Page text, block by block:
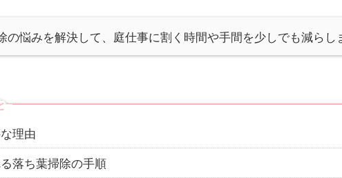
の悩みを解決して、庭仕事に割く時間や手間を少しでも減らし
理由
落ち葉掃除の手順